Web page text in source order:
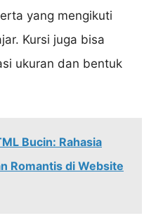
yang mengikuti
Kursi juga bisa
ukuran dan bentuk
Bucin: Rahasia
Romantis di Website